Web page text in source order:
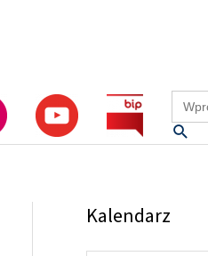
for:
Kalendarz